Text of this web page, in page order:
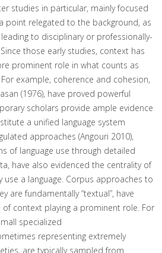
studies in particular, mainly focused
point relegated to the background, as
to disciplinary or professionally-
those early studies, context has
prominent role in what counts as
example, coherence and cohesion,
(1976), have proved powerful
scholars provide ample evidence
a unified language system
approaches (Angouri 2010),
of language use through detailed
have also evidenced the centrality of
use a language. Corpus approaches to
are fundamentally “textual”, have
context playing a prominent role. For
specialized
representing extremely
are typically sampled from